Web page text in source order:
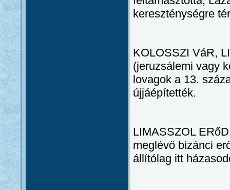
kereszténységre
KOLOSSZI VáR,
(jeruzsálemi vagy
lovagok a 13.
újjáépítették.
LIMASSZOL
meglévő bizánci
állítólag itt